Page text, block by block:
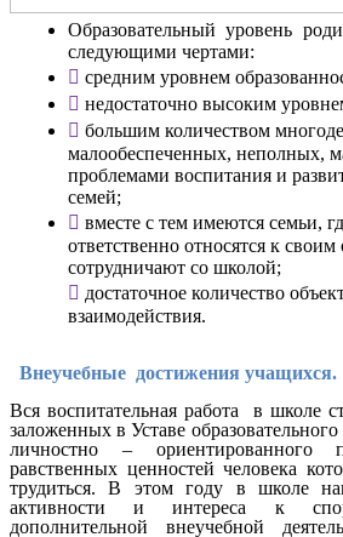
Образовательный уровень
следующими чертами:
 средним уровнем
 недостаточно высоким
 большим количеством
малообеспеченных, неполных,
проблемами воспитания и
семей;
 вместе с тем имеются семьи,
ответственно относятся к
сотрудничают со школой;
 достаточное количество
взаимодействия.
Внеучебные достижения учащихся.
Вся воспитательная работа в школе
заложенных в Уставе
личностно – ориентированного
равственных ценностей человека
трудиться. В этом году в школе
активности и интереса к
дополнительной внеучебной